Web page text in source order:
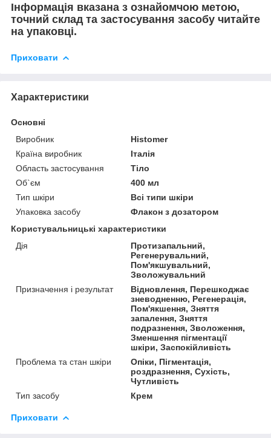
Інформація вказана з ознайомчою метою,
точний склад та застосування засобу читайте
на упаковці.
Приховати
Характеристики
Основні
Виробник
Histomer
Країна виробник
Італія
Область застосування
Тіло
Об`єм
400 мл
Тип шкіри
Всі типи шкіри
Упаковка засобу
Флакон з дозатором
Користувальницькі характеристики
Дія
Протизапальний,
Регенерувальний,
Пом'якшувальний,
Зволожувальний
Призначення і результат
Відновлення, Перешкоджає
зневодненню, Регенерація,
Пом'якшення, Зняття
запалення, Зняття
подразнення, Зволоження,
Зменшення пігментації
шкіри, Заспокійливість
Проблема та стан шкіри
Опіки, Пігментація,
роздразнення, Сухість,
Чутливість
Тип засобу
Крем
Приховати